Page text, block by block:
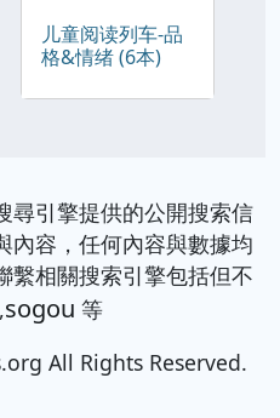
儿童阅读列车-品
格&情绪 (6本)
尋引擎提供的公開搜索信
內容，任何內容與數據均
繫相關搜索引擎包括但不
,sogou 等
All Rights Reserved.